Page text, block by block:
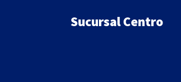
Sucursal Centro